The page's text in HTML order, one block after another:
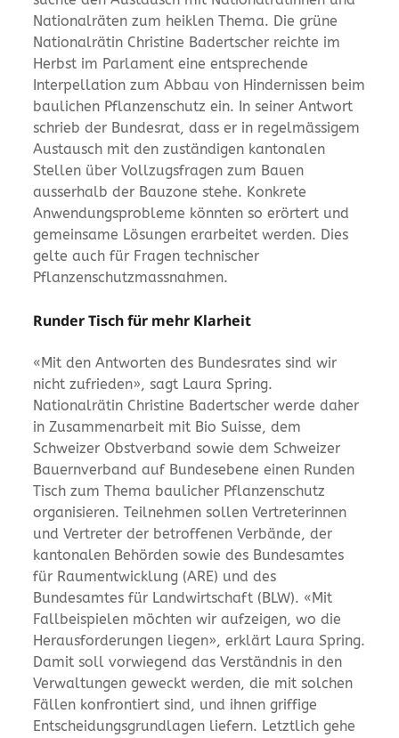
Nationalräten zum heiklen Thema. Die grüne
Nationalrätin Christine Badertscher reichte im
Herbst im Parlament eine entsprechende
Interpellation zum Abbau von Hindernissen beim
baulichen Pflanzenschutz ein. In seiner Antwort
schrieb der Bundesrat, dass er in regelmässigem
Austausch mit den zuständigen kantonalen
Stellen über Vollzugsfragen zum Bauen
ausserhalb der Bauzone stehe. Konkrete
Anwendungsprobleme könnten so erörtert und
gemeinsame Lösungen erarbeitet werden. Dies
gelte auch für Fragen technischer
Pflanzenschutzmassnahmen.
Runder Tisch für mehr Klarheit
«Mit den Antworten des Bundesrates sind wir
nicht zufrieden», sagt Laura Spring.
Nationalrätin Christine Badertscher werde daher
in Zusammenarbeit mit Bio Suisse, dem
Schweizer Obstverband sowie dem Schweizer
Bauernverband auf Bundesebene einen Runden
Tisch zum Thema baulicher Pflanzenschutz
organisieren. Teilnehmen sollen Vertreterinnen
und Vertreter der betroffenen Verbände, der
kantonalen Behörden sowie des Bundesamtes
für Raumentwicklung (ARE) und des
Bundesamtes für Landwirtschaft (BLW). «Mit
Fallbeispielen möchten wir aufzeigen, wo die
Herausforderungen liegen», erklärt Laura Spring.
Damit soll vorwiegend das Verständnis in den
Verwaltungen geweckt werden, die mit solchen
Fällen konfrontiert sind, und ihnen griffige
Entscheidungsgrundlagen liefern. Letztlich gehe